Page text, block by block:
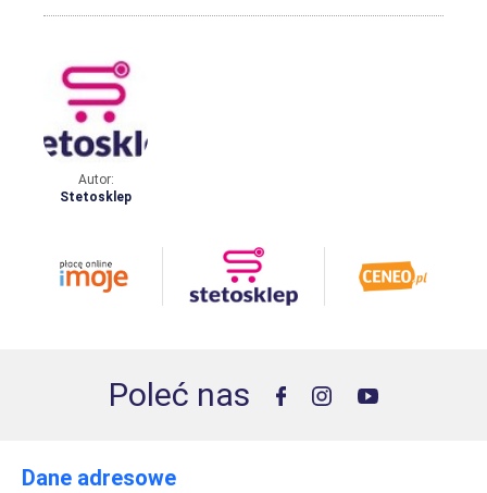
Autor:
Stetosklep
Poleć nas
Dane adresowe